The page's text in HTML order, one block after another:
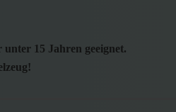
15 Jahren geeignet.